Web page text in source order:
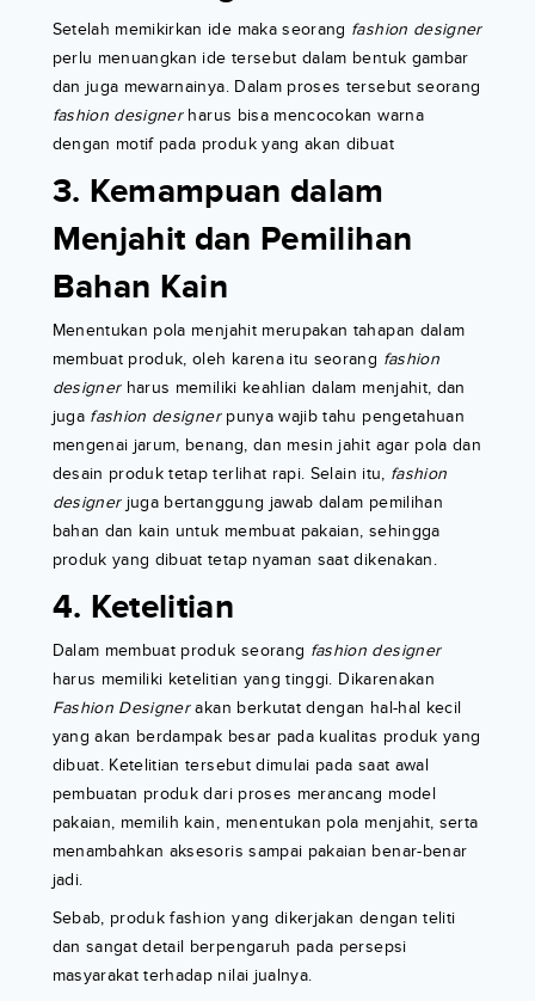
Setelah memikirkan ide maka seorang fashion designer
perlu menuangkan ide tersebut dalam bentuk gambar
dan juga mewarnainya. Dalam proses tersebut seorang
fashion designerharus bisa mencocokan warna
dengan motif pada produk yang akan dibuat
3. Kemampuan dalam
Menjahit dan Pemilihan
Bahan Kain
Menentukan pola menjahit merupakan tahapan dalam
membuat produk, oleh karena itu seorang fashion
designer harus memiliki keahlian dalam menjahit, dan
juga fashion designerpunya wajib tahu pengetahuan
mengenai jarum, benang, dan mesin jahit agar pola dan
desain produk tetap terlihat rapi. Selain itu, fashion
designerjuga bertanggung jawab dalam pemilihan
bahan dan kain untuk membuat pakaian, sehingga
produk yang dibuat tetap nyaman saat dikenakan.
4. Ketelitian
Dalam membuat produk seorang fashion designer
harus memiliki ketelitian yang tinggi. Dikarenakan
Fashion Designerakan berkutat dengan hal-hal kecil
yang akan berdampak besar pada kualitas produk yang
dibuat. Ketelitian tersebut dimulai pada saat awal
pembuatan produk dari proses merancang model
pakaian, memilih kain, menentukan pola menjahit, serta
menambahkan aksesoris sampai pakaian benar-benar
jadi.
Sebab, produk fashion yang dikerjakan dengan teliti
dan sangat detail berpengaruh pada persepsi
masyarakat terhadap nilai jualnya.